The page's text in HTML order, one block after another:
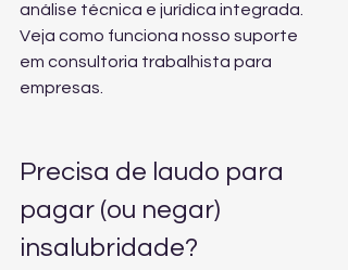
análise técnica e jurídica integrada.
Veja como funciona nosso suporte
em consultoria trabalhista para
empresas
Precisa de laudo para
pagar (ou negar)
insalubridade?